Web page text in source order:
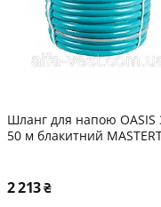
Шланг для напою OASIS
50 м блакитний
2 213